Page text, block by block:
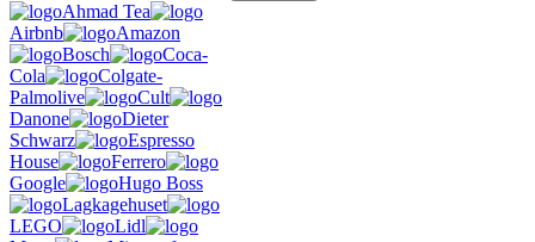
Ahmad Tea
Airbnb
Amazon
Bosch
Coca-
Cola
Colgate-
Palmolive
Cult
Danone
Dieter
Schwarz
Espresso
House
Ferrero
Google
Hugo Boss
Lagkagehuset
LEGO
Lidl